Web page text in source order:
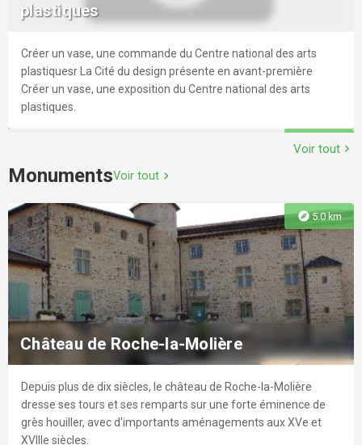
plastiques
Créer un vase, une commande du Centre national des arts
plastiquesr La Cité du design présente en avant-première
Créer un vase, une exposition du Centre national des arts
plastiques.
explore
Cinéma Le Meliès
Cinéma indépendant. Cinéma d'art et d'essai, débats,
rencontres, et moments conviviaux.r Deux lieux : Le Méliès
Jean Jaurès (4 salles) et le Méliès Saint-François (2 salles)
explore
Voir tout chevron_right
MonumentsVoir tout chevron_right
explore5.0 km
Château de Roche-la-Molière
Depuis plus de dix siècles, le château de Roche-la-Molière
dresse ses tours et ses remparts sur une forte éminence de
grès houiller, avec d'importants aménagements aux XVe et
XVIIIe siècles.